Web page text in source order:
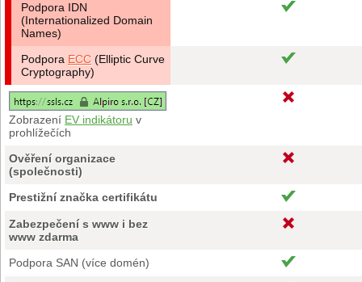
Podpora IDN
(Internationalized Domain
Names)
Podpora ECC (Elliptic Curve
Cryptography)
Zobrazení EV indikátoru v
prohlížečích
Ověření organizace
(společnosti)
Prestižní značka certifikátu
Zabezpečení s www i bez
www zdarma
Podpora SAN (více domén)